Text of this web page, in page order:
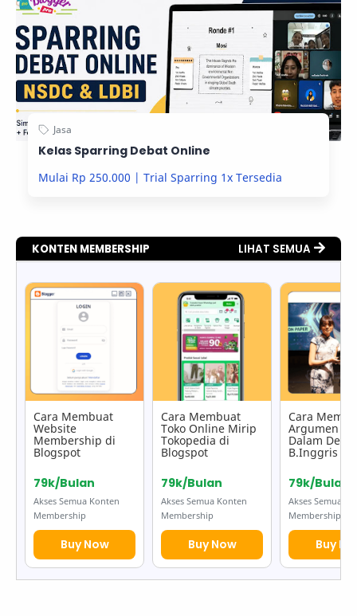
Kelas Sparring Debat Online
Mulai Rp 250.000 | Trial Sparring 1x Tersedia
KONTEN MEMBERSHIP LIHAT SEMUA
Cara Membuat
Website
Membership di
Blogspot
79k/Bulan
Akses Semua Konten
Membership
Buy Now
Cara Membuat
Toko Online Mirip
Tokopedia di
Blogspot
79k/Bulan
Akses Semua Konten
Membership
Buy Now
Cara
Argumen
Dalam Debat
B.Inggris
79k/Bulan
Akses Semua
Membership
Buy